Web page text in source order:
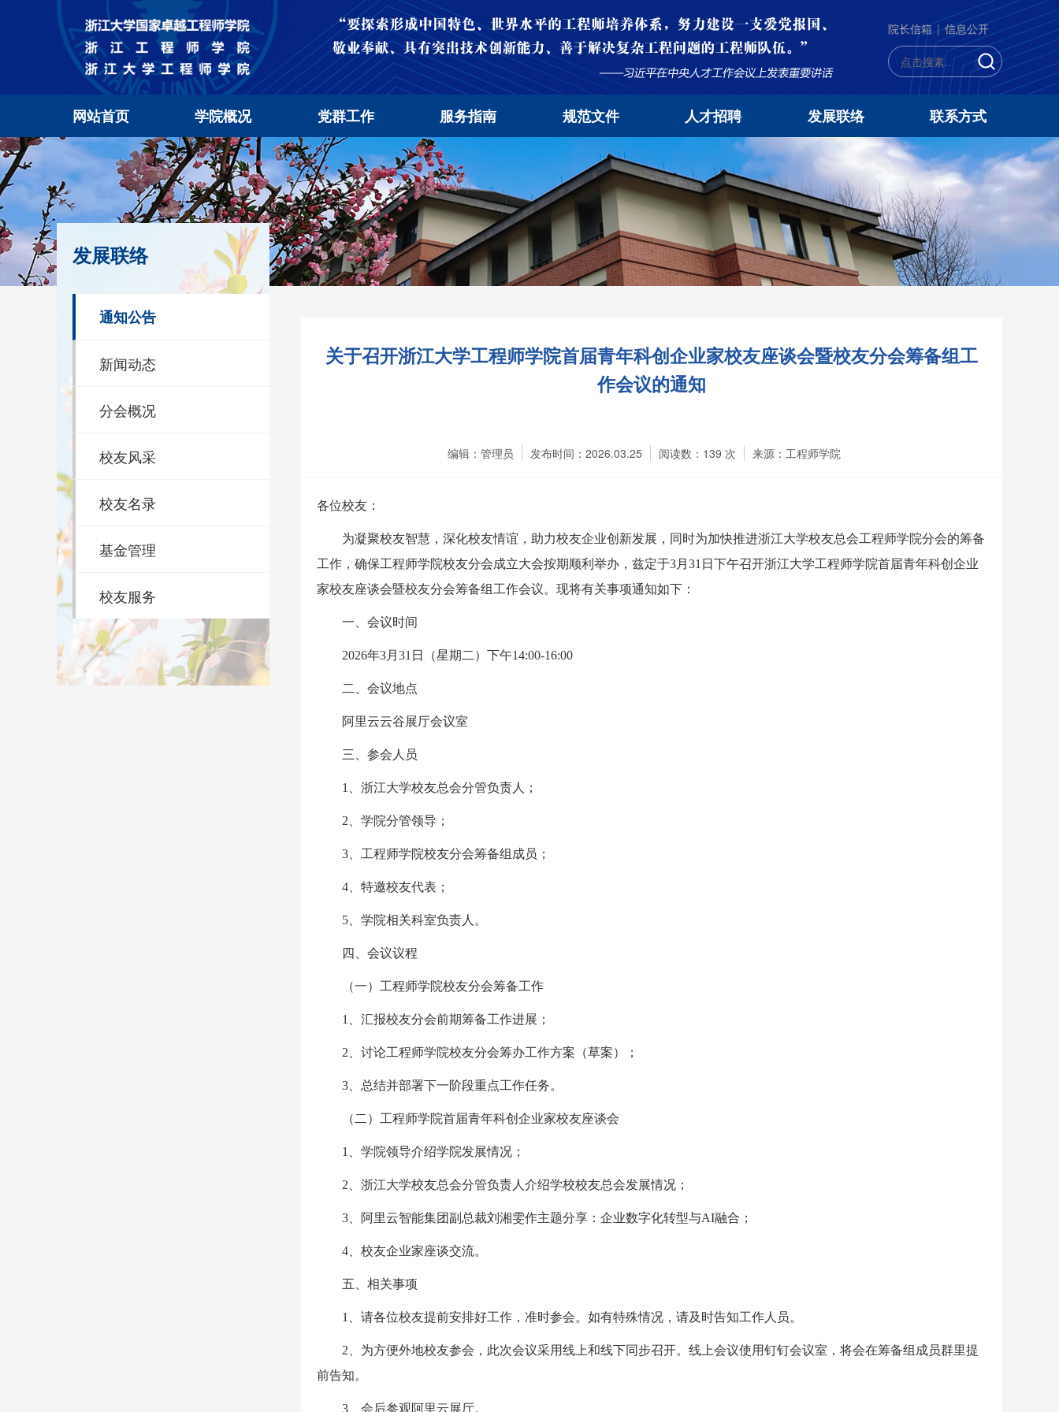
院长信箱|信息公开
网站首页 学院概况 党群工作 服务指南 规范文件 人才招聘 发展联络 联系方式
发展联络
通知公告
新闻动态
分会概况
校友风采
校友名录
基金管理
校友服务
关于召开浙江大学工程师学院首届青年科创企业家校友座谈会暨校友分会筹备组工
作会议的通知
编辑：管理员 发布时间：2026.03.25 阅读数： 139 次 来源：工程师学院
各位校友：
为凝聚校友智慧，深化校友情谊，助力校友企业创新发展，同时为加快推进浙江大学校友总会工程师学院分会的筹备
工作，确保工程师学院校友分会成立大会按期顺利举办， 兹定于3月31日下午召开浙江大学工程师学院首届青年科创企业
家校友座谈会暨校友分会筹备组工作会议。现将有关事项通知如下：
一、会议时间
2026年3月31日（星期二）下午14:00-16:00
二、会议地点
阿里云云谷展厅会议室
三、参会人员
1、浙江大学校友总会分管负责人；
2、学院分管领导；
3、工程师学院校友分会筹备组成员；
4、特邀校友代表；
5、学院相关科室负责人。
四、会议议程
（一）工程师学院校友分会筹备工作
1、汇报校友分会前期筹备工作进展；
2、讨论工程师学院校友分会筹办工作方案（草案）；
3、 总结并部署下一阶段重点工作任务。
（二）工程师学院首届青年科创企业家校友座谈会
1、学院领导介绍学院发展情况；
2、 浙江大学校友总会分管负责人介绍学校校友总会发展情况；
3、阿里云智能集团副总裁刘湘雯作主题分享：企业数字化转型与AI融合；
4、校友企业家座谈交流。
五、相关事项
1、请各位校友提前安排好工作，准时参会。如有特殊情况，请及时告知工作人员。
2、为方便外地校友参会，此次会议采用线上和线下同步召开。线上会议使用钉钉会议室，将会在筹备组成员群里提
前告知。
3、会后参观阿里云展厅。